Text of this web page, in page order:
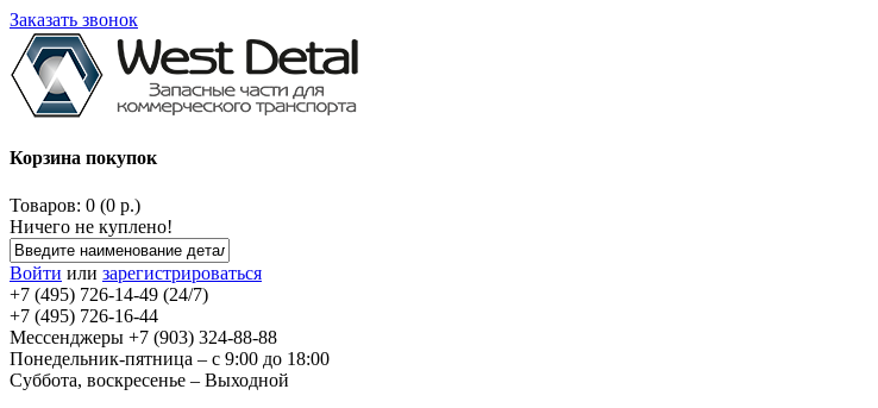
Заказать звонок
Корзина покупок
Товаров: 0 (0 р.)
Ничего не куплено!
Войти или зарегистрироваться
+7 (495) 726-14-49 (24/7)
+7 (495) 726-16-44
Мессенджеры +7 (903) 324-88-88
Понедельник-пятница – с 9:00 до 18:00
Суббота, воскресенье – Выходной